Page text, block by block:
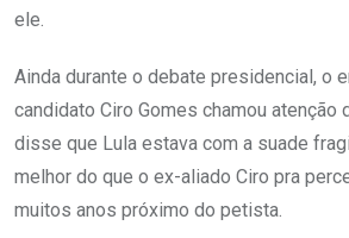
ele.
Ainda durante o debate presidencial, o
candidato Ciro Gomes chamou atenção
disse que Lula estava com a suade
melhor do que o ex-aliado Ciro pra
muitos anos próximo do petista.